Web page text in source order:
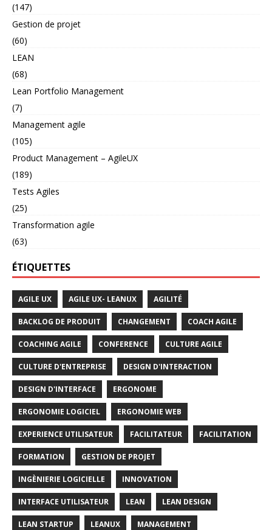
(147)
Gestion de projet
(60)
LEAN
(68)
Lean Portfolio Management
(7)
Management agile
(105)
Product Management – AgileUX
(189)
Tests Agiles
(25)
Transformation agile
(63)
ÉTIQUETTES
AGILE UX AGILE UX- LEANUX AGILITÉ
BACKLOG DE PRODUIT CHANGEMENT COACH AGILE
COACHING AGILE CONFERENCE CULTURE AGILE
CULTURE D'ENTREPRISE DESIGN D'INTERACTION
DESIGN D'INTERFACE ERGONOME
ERGONOMIE LOGICIEL ERGONOMIE WEB
EXPERIENCE UTILISATEUR FACILITATEUR FACILITATION
FORMATION GESTION DE PROJET
INGÈNIERIE LOGICIELLE INNOVATION
INTERFACE UTILISATEUR LEAN LEAN DESIGN
LEAN STARTUP LEANUX MANAGEMENT